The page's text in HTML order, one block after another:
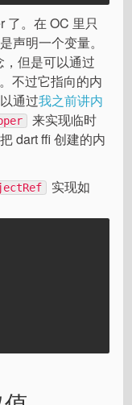
了。在 OC 里只
声明一个变量。
但是可以通过
不过它指向的内
通过我之前讲内
来实现临时
dart ffi 创建的内
实现如